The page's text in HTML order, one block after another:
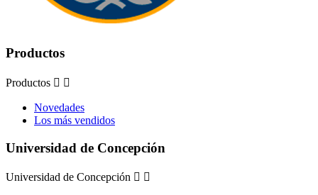
Productos
Productos  
Novedades
Los más vendidos
Universidad de Concepción
Universidad de Concepción  